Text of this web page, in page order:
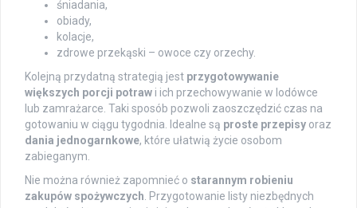
śniadania,
obiady,
kolacje,
zdrowe przekąski – owoce czy orzechy.
Kolejną przydatną strategią jest przygotowywanie
większych porcji potraw i ich przechowywanie w lodówce
lub zamrażarce. Taki sposób pozwoli zaoszczędzić czas na
gotowaniu w ciągu tygodnia. Idealne są proste przepisy oraz
dania jednogarnkowe, które ułatwią życie osobom
zabieganym.
Nie można również zapomnieć o starannym robieniu
zakupów spożywczych . Przygotowanie listy niezbędnych